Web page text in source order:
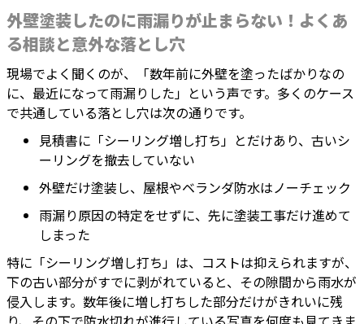
外壁塗装したのに雨漏りが止まらない！よくあ
る相談と意外な落とし穴
現場でよく聞くのが、「数年前に外壁を塗ったばかりなの
に、最近になって雨漏りした」という声です。多くのケース
で共通している落とし穴は次の通りです。
見積書に「シーリング増し打ち」とだけあり、古いシ
ーリングを撤去していない
外壁だけ塗装し、屋根やベランダ防水はノーチェック
雨漏り原因の特定をせずに、先に塗装工事だけ進めて
しまった
特に「シーリング増し打ち」は、コストは抑えられますが、
下の古い部分がすでに剥がれていると、その隙間から雨水が
侵入します。数年後に増し打ちした部分だけがきれいに残